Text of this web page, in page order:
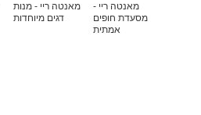
מאנטה ריי -
מסעדת חופים
אמתית
מאנטה ריי - מנות
דגים מיוחדות